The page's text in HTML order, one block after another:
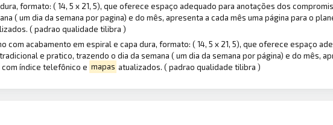
formato: ( 14, 5 x 21, 5), que oferece espaço adequado para anotações dos
( um dia da semana por pagina) e do mês, apresenta a cada mês uma página para o
( padrao qualidade tilibra )
acabamento em espiral e capa dura, formato: ( 14, 5 x 21, 5), que oferece espaço
e pratico, trazendo o dia da semana ( um dia da semana por página) e do mês,
com índice telefônico e mapas atualizados. ( padrao qualidade tilibra )